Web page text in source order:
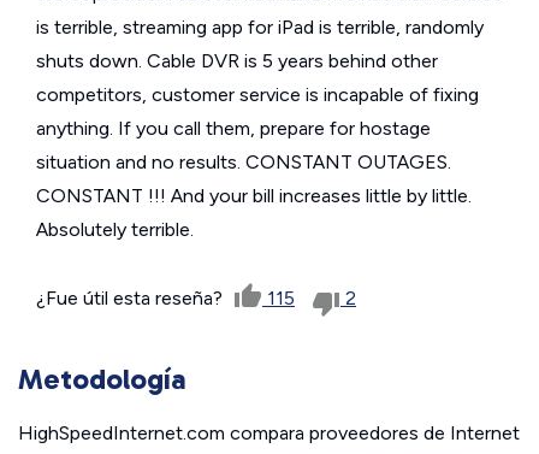
is terrible, streaming app for iPad is terrible, randomly
shuts down. Cable DVR is 5 years behind other
competitors, customer service is incapable of fixing
anything. If you call them, prepare for hostage
situation and no results. CONSTANT OUTAGES.
CONSTANT !!! And your bill increases little by little.
Absolutely terrible.
¿Fue útil esta reseña? 115 2
Metodología
HighSpeedInternet.com compara proveedores de Internet